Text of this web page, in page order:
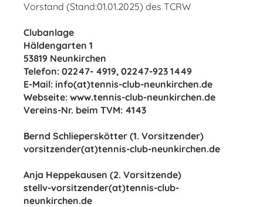
Vorstand (Stand:01.01.2025) des TCRW
Clubanlage
Häldengarten 1
53819 Neunkirchen
Telefon: 02247- 4919, 02247-923 1449
E-Mail: info(at)tennis-club-neunkirchen.de
Webseite: www.tennis-club-neunkirchen.de
Vereins-Nr. beim TVM: 4143
Bernd Schlieperskötter (1. Vorsitzender)
vorsitzender(at)tennis-club-neunkirchen.de
Anja Heppekausen (2. Vorsitzende)
stellv-vorsitzender(at)tennis-club-
neunkirchen.de